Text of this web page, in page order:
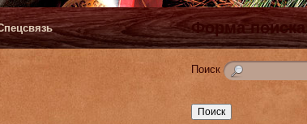
Форма поиска
Поиск